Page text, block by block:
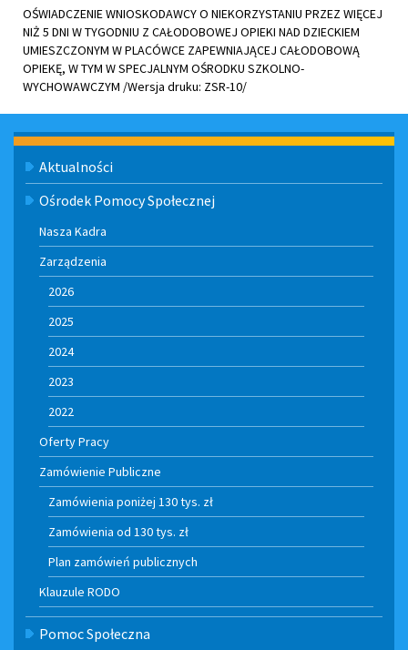
OŚWIADCZENIE WNIOSKODAWCY O NIEKORZYSTANIU PRZEZ WIĘCEJ
NIŻ 5 DNI W TYGODNIU Z CAŁODOBOWEJ OPIEKI NAD DZIECKIEM
UMIESZCZONYM W PLACÓWCE ZAPEWNIAJĄCEJ CAŁODOBOWĄ
OPIEKĘ, W TYM W SPECJALNYM OŚRODKU SZKOLNO-
WYCHOWAWCZYM /Wersja druku: ZSR-10/
Menu
Aktualności
Ośrodek Pomocy Społecznej
Nasza Kadra
Zarządzenia
2026
2025
2024
2023
2022
Oferty Pracy
Zamówienie Publiczne
Zamówienia poniżej 130 tys. zł
Zamówienia od 130 tys. zł
Plan zamówień publicznych
Klauzule RODO
Pomoc Społeczna